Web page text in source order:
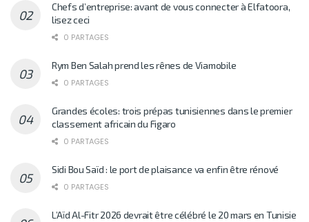
Chefs d’entreprise: avant de vous connecter à Elfatoora,
lisez ceci
0 PARTAGES
Rym Ben Salah prend les rênes de Viamobile
0 PARTAGES
Grandes écoles: trois prépas tunisiennes dans le premier
classement africain du Figaro
0 PARTAGES
Sidi Bou Saïd : le port de plaisance va enfin être rénové
0 PARTAGES
L’Aïd Al-Fitr 2026 devrait être célébré le 20 mars en Tunisie